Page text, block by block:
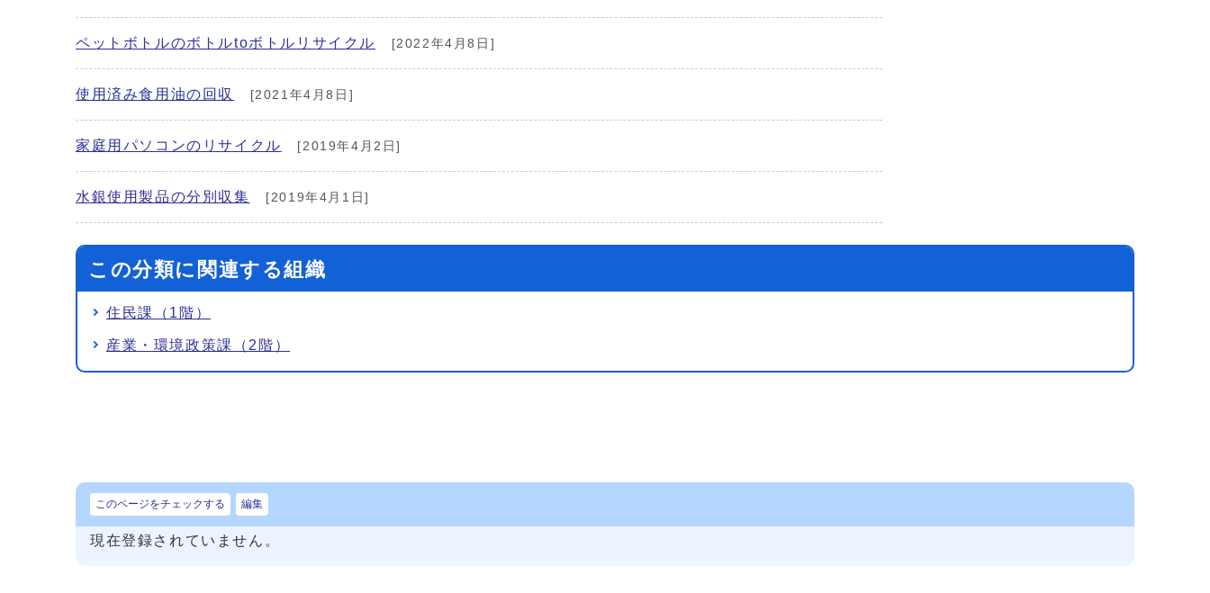
ペットボトルのボトルtoボトルリサイクル [2022年4月8日]
使用済み食用油の回収 [2021年4月8日]
家庭用パソコンのリサイクル [2019年4月2日]
水銀使用製品の分別収集 [2019年4月1日]
この分類に関連する組織
住民課（1階）
産業・環境政策課（2階）
このページをチェックする 編集
現在登録されていません。